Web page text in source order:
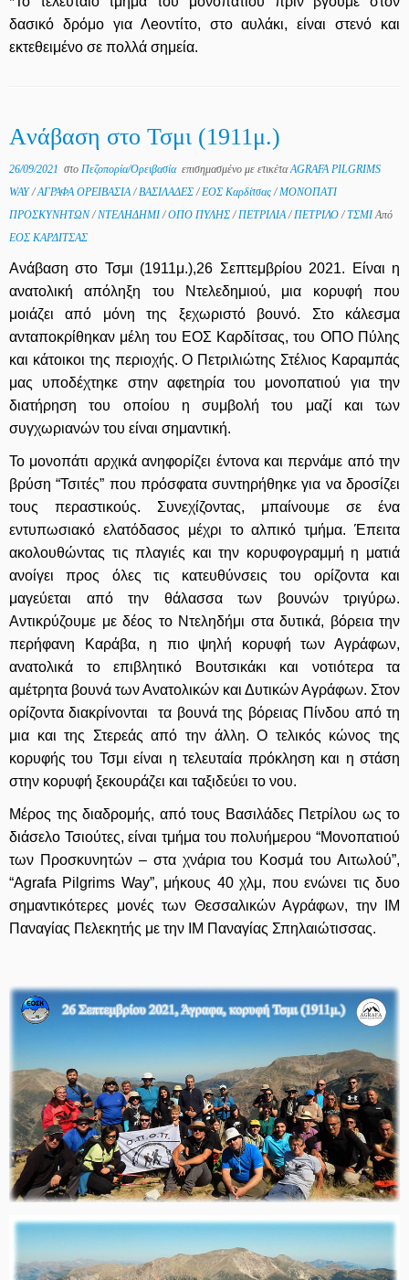
δασικό δρόμο για Λeοντίτο, στο αυλάκι, είναι στενό και
εκτεθειμένο σε πολλά σημεία.
Aνάβαση στο Τσμι (1911μ.)
26/09/2021 στο Πεζοπορία/Ορειβασία επισημασμένο με ετικέταAGRAFA PILGRIMS
WAY/ΑΓΡΑΦΑ ΟΡΕΙΒΑΣΙΑ/ΒΑΣΙΛΑΔΕΣ/ΕΟΣ Καρδίτσας/ΜΟΝΟΠΑΤΙ
ΠΡΟΣΚΥΝΗΤΩΝ/ΝΤΕΛΗΔΗΜΙ/ΟΠΟ ΠΥΛΗΣ/ΠΕΤΡΙΛΙΑ/ΠΕΤΡΙΛΟ/ΤΣΜΙΑπό
ΕΟΣ ΚΑΡΔΙΤΣΑΣ
Aνάβαση στο Τσμι (1911μ.),26 Σεπτεμβρίου 2021. Είναι η
ανατολική απόληξη του Ντελεδημιού, μια κορυφή που
μοιάζει από μόνη της ξεχωριστό βουνό. Στο κάλεσμα
ανταποκρίθηκαν μέλη του ΕΟΣ Καρδίτσας, του ΟΠΟ Πύλης
και κάτοικοι της περιοχής. Ο Πετριλιώτης Στέλιος Καραμπάς
μας υποδέχτηκε στην αφετηρία του μονοπατιού για την
διατήρηση του οποίου η συμβολή του μαζί και των
συγχωριανών του είναι σημαντική.
Το μονοπάτι αρχικά ανηφορίζει έντονα και περνάμε από την
βρύση “Τσιτές” που πρόσφατα συντηρήθηκε για να δροσίζει
τους περαστικούς. Συνεχίζοντας, μπαίνουμε σε ένα
εντυπωσιακό ελατόδασος μέχρι το αλπικό τμήμα. Έπειτα
ακολουθώντας τις πλαγιές και την κορυφογραμμή η ματιά
ανοίγει προς όλες τις κατευθύνσεις του ορίζοντα και
μαγεύεται από την θάλασσα των βουνών τριγύρω.
Αντικρύζουμε με δέος το Ντεληδήμι στα δυτικά, βόρεια την
περήφανη Καράβα, η πιο ψηλή κορυφή των Αγράφων,
ανατολικά το επιβλητικό Βουτσικάκι και νοτιότερα τα
αμέτρητα βουνά των Ανατολικών και Δυτικών Αγράφων. Στον
ορίζοντα διακρίνονται τα βουνά της βόρειας Πίνδου από τη
μια και της Στερεάς από την άλλη. Ο τελικός κώνος της
κορυφής του Τσμι είναι η τελευταία πρόκληση και η στάση
στην κορυφή ξεκουράζει και ταξιδεύει το νου.
Μέρος της διαδρομής, από τους Βασιλάδες Πετρίλου ως το
διάσελο Τσιούτες, είναι τμήμα του πολυήμερου “Μονοπατιού
των Προσκυνητών – στα χνάρια του Κοσμά του Αιτωλού”,
“Agrafa Pilgrims Way”, μήκους 40 χλμ, που ενώνει τις δυο
σημαντικότερες μονές των Θεσσαλικών Αγράφων, την ΙΜ
Παναγίας Πελεκητής με την ΙΜ Παναγίας Σπηλαιώτισσας.